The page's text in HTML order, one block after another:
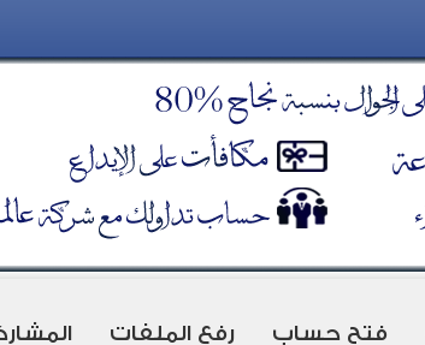
فتح حساب رفع الملفات